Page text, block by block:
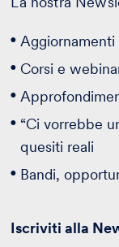
Corsi e
“Ci vorrebbe
quesiti reali
Bandi,
Iscriviti alla